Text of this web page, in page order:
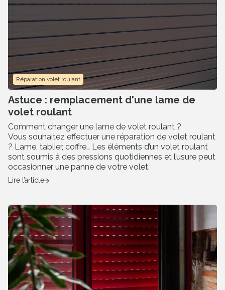
Réparation volet roulant
Astuce : remplacement d'une lame de
volet roulant
Comment changer une lame de volet roulant ?
Vous souhaitez effectuer une réparation de volet roulant
? Lame, tablier, coffre… Les éléments d’un volet roulant
sont soumis à des pressions quotidiennes et l’usure peut
occasionner une panne de votre volet.
Lire l’article